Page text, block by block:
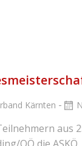
Kärnten -
aus